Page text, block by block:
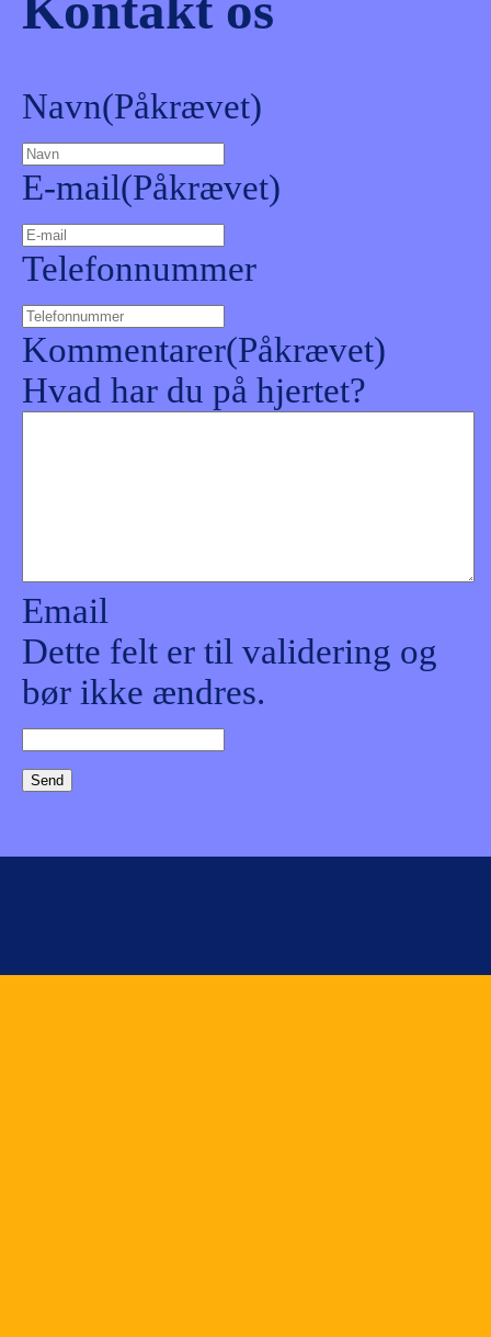
Navn(Påkrævet)
E-mail(Påkrævet)
Telefonnummer
Kommentarer(Påkrævet)
Hvad har du på hjertet?
Email
Dette felt er til validering og
bør ikke ændres.